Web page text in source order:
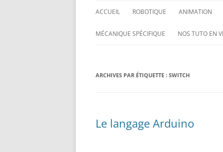
ACCUEIL ROBOTIQUE
NOS ROBOTS
RÉALISATION DIVERSES
ANIMATION
HALLOWING M0
MÉCANIQUE SPÉCIFIQUE
BASE MOBILE HCR DFROBOT
T050000
NOS TUTO EN
ESP32 :
ARCHIVES PAR ÉTIQUETTE : SWITCH
Le langage Arduino